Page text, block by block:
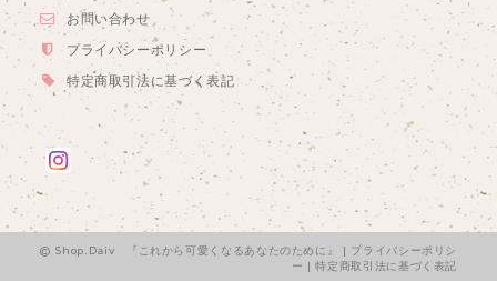
お問い合わせ
プライバシーポリシー
特定商取引法に基づく表記
Shop.Daiv 『これから可愛くなるあなたのために』 | プライバシーポリシ
ー |特定商取引法に基づく表記